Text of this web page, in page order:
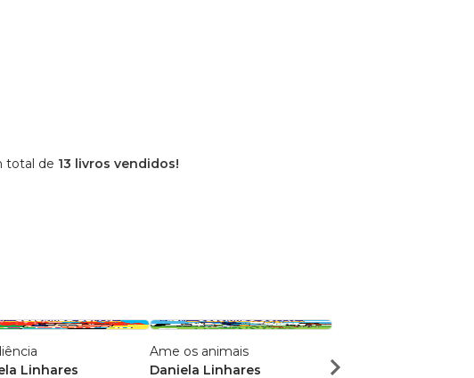
total de 13 livros vendidos!
Linhares
Ame os animais
Daniela Linhares
Daniela Linhares